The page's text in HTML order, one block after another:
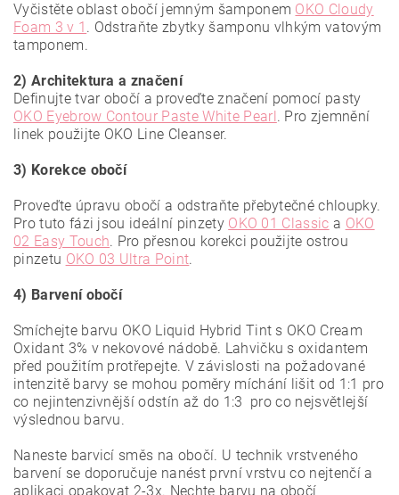
Vyčistěte oblast obočí jemným šamponem OKO Cloudy
Foam 3 v 1 . Odstraňte zbytky šamponu vlhkým vatovým
tamponem.
2) Architektura a značení
Definujte tvar obočí a proveďte značení pomocí pasty
OKO Eyebrow Contour Paste White Pearl. Pro zjemnění
linek použijte OKO Line Cleanser.
3) Korekce obočí
Proveďte úpravu obočí a odstraňte přebytečné chloupky.
Pro tuto fázi jsou ideální pinzety OKO 01 Classic a OKO
02 Easy Touch. Pro přesnou korekci použijte ostrou
pinzetu OKO 03 Ultra Point.
4) Barvení obočí
Smíchejte barvu OKO Liquid Hybrid Tint s OKO Cream
Oxidant 3% v nekovové nádobě. Lahvičku s oxidantem
před použitím protřepejte. V závislosti na požadované
intenzitě barvy se mohou poměry míchání lišit od 1:1 pro
co nejintenzivnější odstín až do 1:3 pro co nejsvětlejší
výslednou barvu.
Naneste barvicí směs na obočí. U technik vrstveného
barvení se doporučuje nanést první vrstvu co nejtenčí a
aplikaci opakovat 2-3x. Nechte barvu na obočí